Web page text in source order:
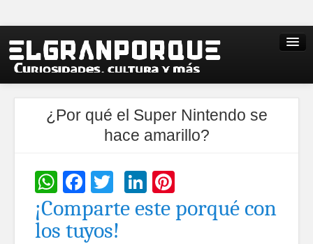
¿Por qué el Super Nintendo se
hace amarillo?
WhatsApp
Facebook
TwitterLinkedIn
¡Comparte este porqué con
los tuyos!